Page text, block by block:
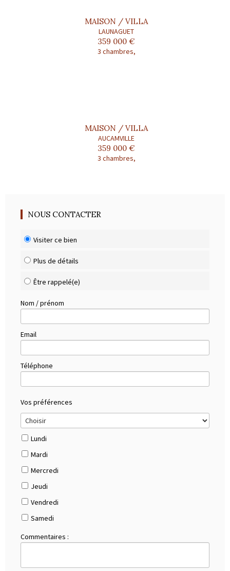
MAISON / VILLA
LAUNAGUET
359 000 €
3 chambres,
MAISON / VILLA
AUCAMVILLE
359 000 €
3 chambres,
NOUS CONTACTER
Visiter ce bien
Plus de détails
Être rappelé(e)
Nom / prénom
Email
Téléphone
Vos préférences
Lundi
Mardi
Mercredi
Jeudi
Vendredi
Samedi
Commentaires :